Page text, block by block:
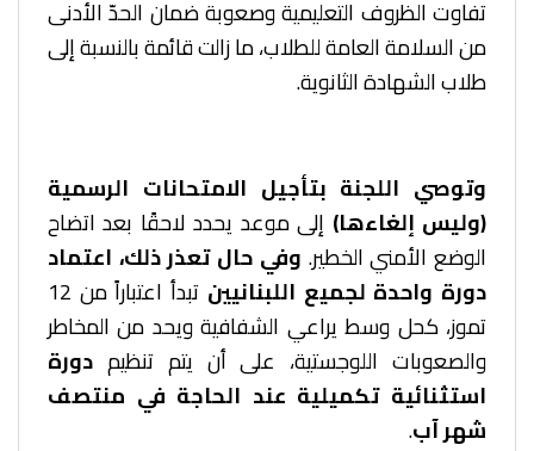
تفاوت الظروف التعليمية وصعوبة ضمان الحدّ الأدنى
من السلامة العامة للطلاب، ما زالت قائمة بالنسبة إلى
طلاب الشهادة الثانوية.
وتوصي اللجنة بتأجيل الامتحانات الرسمية
(وليس إلغاءها) إلى موعد يحدد لاحقًا بعد اتضاح
الوضع الأمني الخطير. وفي حال تعذر ذلك، اعتماد
دورة واحدة لجميع اللبنانيين
تبدأ اعتباراً من 12
تموز، كحل وسط يراعي الشفافية ويحد من المخاطر
والصعوبات اللوجستية، على أن يتم تنظيم دورة
استثنائية تكميلية عند الحاجة في منتصف
شهر آب.